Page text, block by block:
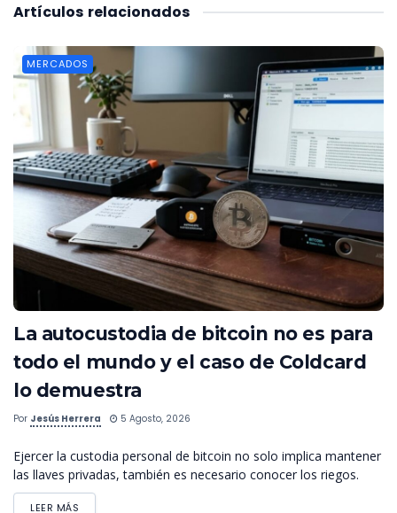
relacionados
Artículos
MERCADOS
La autocustodia de bitcoin no es para
todo el mundo y el caso de Coldcard
lo demuestra
Por Jesús Herrera 5 Agosto, 2026
Ejercer la custodia personal de bitcoin no solo implica mantener
las llaves privadas, también es necesario conocer los riegos.
LEER MÁS